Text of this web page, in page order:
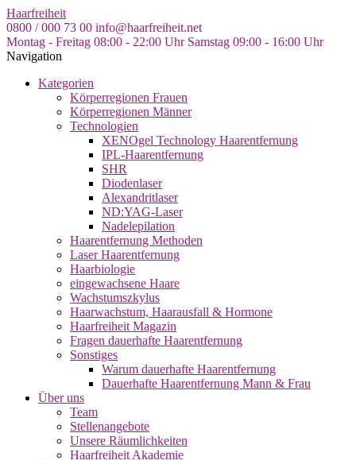
Skip
to
the
content
Haarfreiheit
0800 / 000 73 00 info@haarfreiheit.net
Montag - Freitag 08:00 - 22:00 Uhr Samstag 09:00 - 16:00 Uhr
Navigation
Kategorien
Körperregionen Frauen
Körperregionen Männer
Technologien
XENOgel Technology Haarentfernung
IPL-Haarentfernung
SHR
Diodenlaser
Alexandritlaser
ND:YAG-Laser
Nadelepilation
Haarentfernung Methoden
Laser Haarentfernung
Haarbiologie
eingewachsene Haare
Wachstumszkylus
Haarwachstum, Haarausfall & Hormone
Haarfreiheit Magazin
Fragen dauerhafte Haarentfernung
Sonstiges
Warum dauerhafte Haarentfernung
Dauerhafte Haarentfernung Mann & Frau
Über uns
Team
Stellenangebote
Unsere Räumlichkeiten
Haarfreiheit Akademie